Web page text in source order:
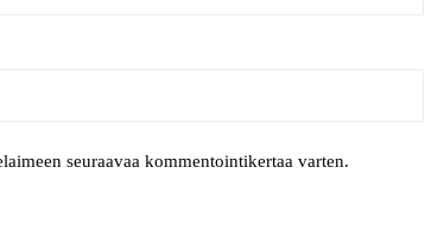
seuraavaa kommentointikertaa varten.